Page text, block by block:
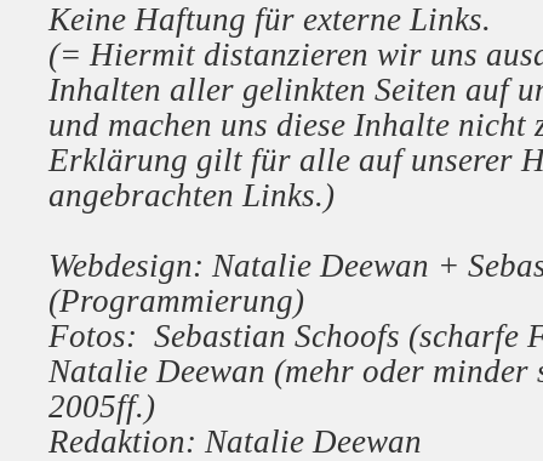
Keine Haftung für externe Links.
(= Hiermit distanzieren wir uns
Inhalten aller gelinkten Seiten auf
und machen uns diese Inhalte nicht
Erklärung gilt für alle auf unserer
angebrachten Links.)
Webdesign: Natalie Deewan +
(Programmierung)
Fotos: Sebastian Schoofs (scharfe
Natalie Deewan (mehr oder minder
2005ff.)
Redaktion: Natalie Deewan